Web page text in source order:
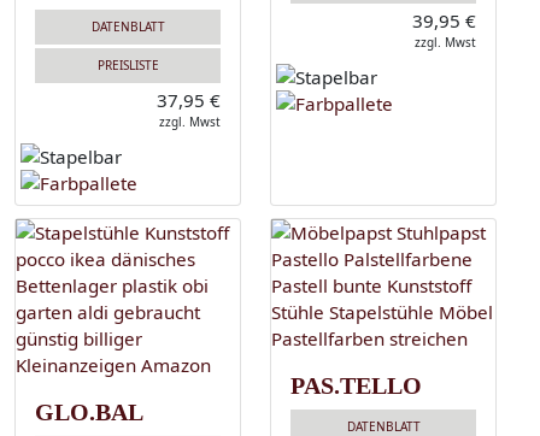
DATENBLATT
PREISLISTE
37,95 €
zzgl. Mwst
39,95 €
zzgl. Mwst
GLO.BAL
PAS.TELLO
DATENBLATT